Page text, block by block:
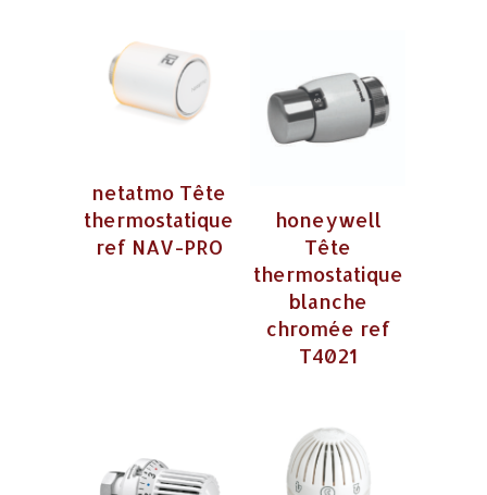
netatmo Tête
thermostatique
ref NAV-PRO
honeywell
Tête
thermostatique
blanche
chromée ref
T4021